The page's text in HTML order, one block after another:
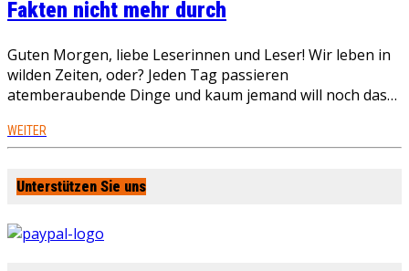
Fakten nicht mehr durch
Guten Morgen, liebe Leserinnen und Leser! Wir leben in
wilden Zeiten, oder? Jeden Tag passieren
atemberaubende Dinge und kaum jemand will noch das…
WEITER
Unterstützen Sie uns